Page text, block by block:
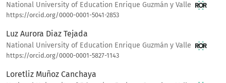
National University of Education Enrique Guzmán y Valle
https://orcid.org/0000-0001-5041-2853
Luz Aurora Diaz Tejada
National University of Education Enrique Guzmán y Valle
https://orcid.org/0000-0001-5827-1143
Loretliz Muñoz Canchaya